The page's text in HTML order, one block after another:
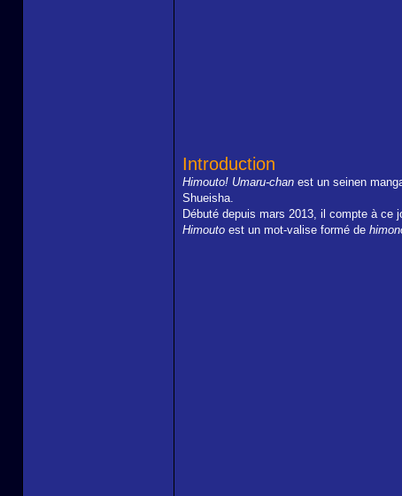
Introduction
Himouto! Umaru-chan est un seinen
Shueisha.
Débuté depuis mars 2013, il compte à ce
Himouto est un mot-valise formé de